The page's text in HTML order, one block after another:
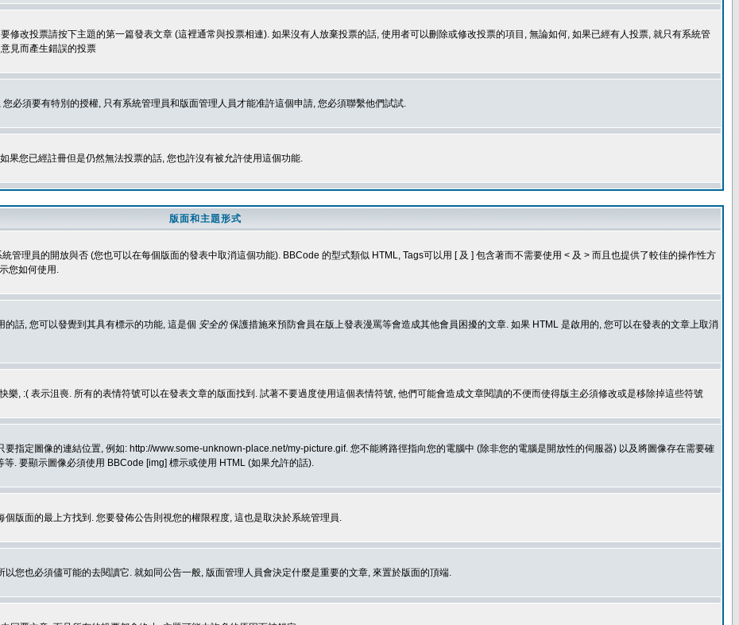
修改投票請按下主題的第一篇發表文章 (這裡通常與投票相連). 如果沒有人放棄投票的話, 使用者可以刪除或修改投票的項目, 無論如何, 如果已經有人投票, 就只有系統管
見而產生錯誤的投票
必須要有特別的授權, 只有系統管理員和版面管理人員才能准許這個申請, 您必須聯繫他們試試.
果您已經註冊但是仍然無法投票的話, 您也許沒有被允許使用這個功能.
版面和主題形式
管理員的開放與否 (您也可以在每個版面的發表中取消這個功能). BBCode 的型式類似 HTML, Tags可以用 [ 及 ] 包含著而不需要使用 < 及 > 而且也提供了較佳的操作性方
您如何使用.
話, 您可以發覺到其具有標示的功能, 這是個 安全的保護措施來預防會員在版上發表漫罵等會造成其他會員困擾的文章. 如果 HTML 是啟用的, 您可以在發表的文章上取消
, :( 表示沮喪. 所有的表情符號可以在發表文章的版面找到. 試著不要過度使用這個表情符號, 他們可能會造成文章閱讀的不便而使得版主必須修改或是移除掉這些符號
指定圖像的連結位置, 例如: http://www.some-unknown-place.net/my-picture.gif. 您不能將路徑指向您的電腦中 (除非您的電腦是開放性的伺服器) 以及將圖像存在需要確
. 要顯示圖像必須使用 BBCode [img] 標示或使用 HTML (如果允許的話).
版面的最上方找到. 您要發佈公告則視您的權限程度, 這也是取決於系統管理員.
您也必須儘可能的去閱讀它. 就如同公告一般, 版面管理人員會決定什麼是重要的文章, 來置於版面的頂端.